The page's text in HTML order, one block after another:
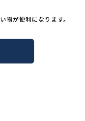
物が便利になります。